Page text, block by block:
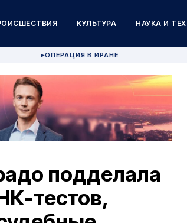
КУЛЬТУРА НАУКА И
▶ОПЕРАЦИЯ В ИРАНЕ
подделала
тестов,